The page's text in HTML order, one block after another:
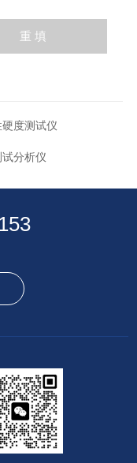
度测试仪
分析仪